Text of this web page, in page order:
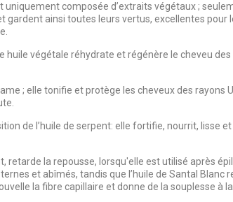
uniquement composée d’extraits végétaux ;
ainsi toutes leurs vertus, excellentes pour
huile végétale réhydrate et régénère le cheveu
; elle tonifie et protège les cheveux des rayons
de l’huile de serpent: elle fortifie, nourrit, lisse
retarde la repousse, lorsqu'elle est utilisé après
et abîmés, tandis que l’huile de Santal Blanc
la fibre capillaire et donne de la souplesse à